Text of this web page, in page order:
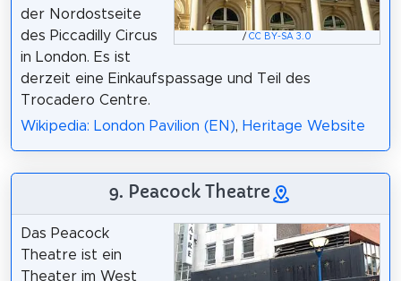
/CC BY-SA 3.0
der Nordostseite
des Piccadilly Circus
in London. Es ist
derzeit eine Einkaufspassage und Teil des
Trocadero Centre.
Wikipedia: London Pavilion (EN), Heritage Website
9. Peacock Theatre
Das Peacock
Theatre ist ein
Theater im West